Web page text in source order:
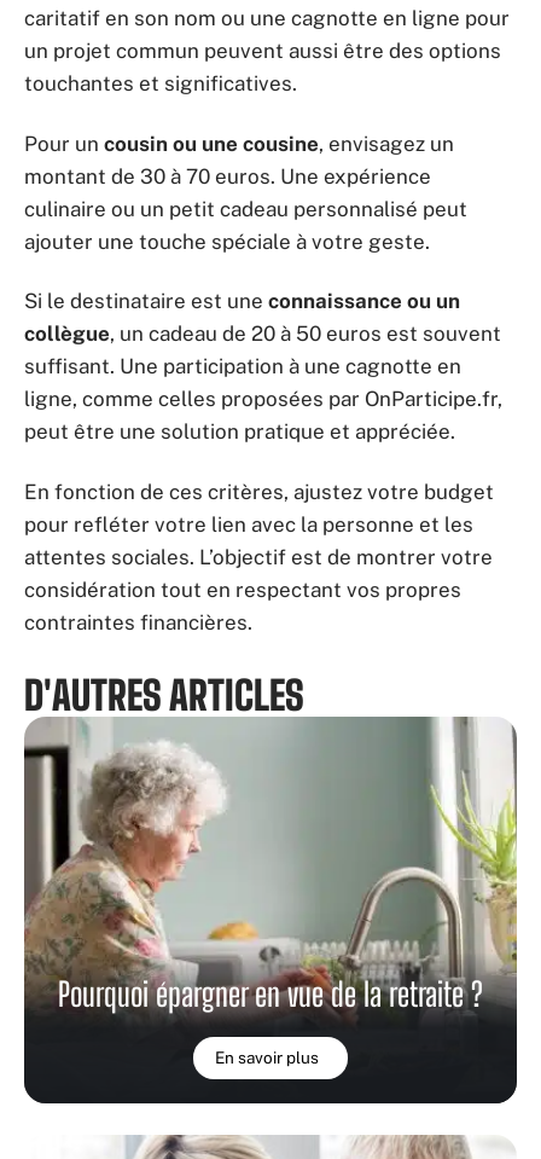
caritatif en son nom ou une cagnotte en ligne pour
un projet commun peuvent aussi être des options
touchantes et significatives.
Pour un cousin ou une cousine, envisagez un
montant de 30 à 70 euros. Une expérience
culinaire ou un petit cadeau personnalisé peut
ajouter une touche spéciale à votre geste.
Si le destinataire est une connaissance ou un
collègue, un cadeau de 20 à 50 euros est souvent
suffisant. Une participation à une cagnotte en
ligne, comme celles proposées par OnParticipe.fr,
peut être une solution pratique et appréciée.
En fonction de ces critères, ajustez votre budget
pour refléter votre lien avec la personne et les
attentes sociales. L’objectif est de montrer votre
considération tout en respectant vos propres
contraintes financières.
D'AUTRES ARTICLES
Pourquoi épargner en vue de la retraite ?
En savoir plus